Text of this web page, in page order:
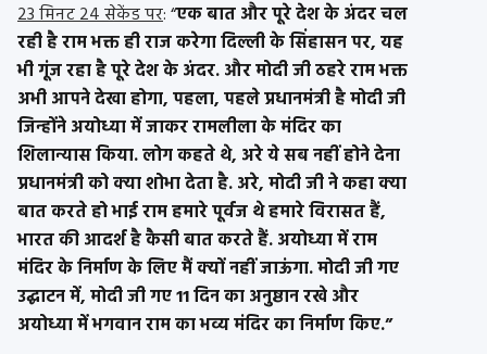
23 मिनट 24 सेकेंड पर: “एक बात और पूरे देश के अंदर चल
रही है राम भक्त ही राज करेगा दिल्ली के सिंहासन पर, यह
भी गूंज रहा है पूरे देश के अंदर. और मोदी जी ठहरे राम भक्त
अभी आपने देखा होगा, पहला, पहले प्रधानमंत्री है मोदी जी
जिन्होंने अयोध्या में जाकर रामलीला के मंदिर का
शिलान्यास किया. लोग कहते थे, अरे ये सब नहीं होने देना
प्रधानमंत्री को क्या शोभा देता है. अरे, मोदी जी ने कहा क्या
बात करते हो भाई राम हमारे पूर्वज थे हमारे विरासत हैं,
भारत की आदर्श है कैसी बात करते हैं. अयोध्या में राम
मंदिर के निर्माण के लिए मैं क्यों नहीं जाऊंगा. मोदी जी गए
उद्घाटन में, मोदी जी गए 11 दिन का अनुष्ठान रखे और
अयोध्या में भगवान राम का भव्य मंदिर का निर्माण किए.”